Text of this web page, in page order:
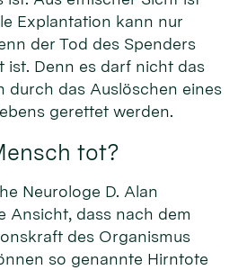
Explantation kann nur
der Tod des Spenders
ist. Denn es darf nicht das
durch das Auslöschen eines
gerettet werden.
tot?
Neurologe D. Alan
Ansicht, dass nach dem
des Organismus
so genannte Hirntote